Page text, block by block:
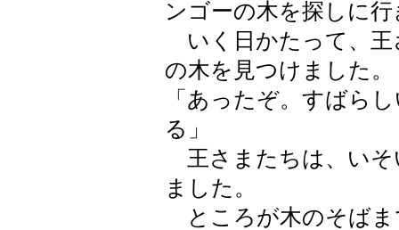
ンゴーの木を探しに
いく日かたって、王
の木を見つけました。
「あったぞ。すばら
る」
王さまたちは、いそ
ました。
ところが木のそばま